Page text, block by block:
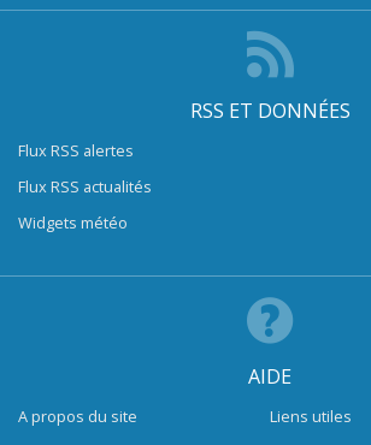
RSS ET DONNÉES
Flux RSS alertes
Flux RSS actualités
Widgets météo
AIDE
A propos du site
Liens utiles